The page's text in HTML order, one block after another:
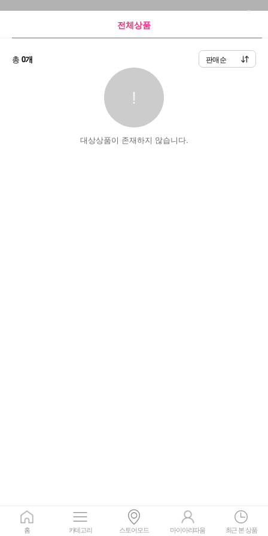
전체상품
총 0개 판매순
대상상품이 존재하지 않습니다.
홈 카테고리 스토어모드 마이아리따움 최근 본 상품